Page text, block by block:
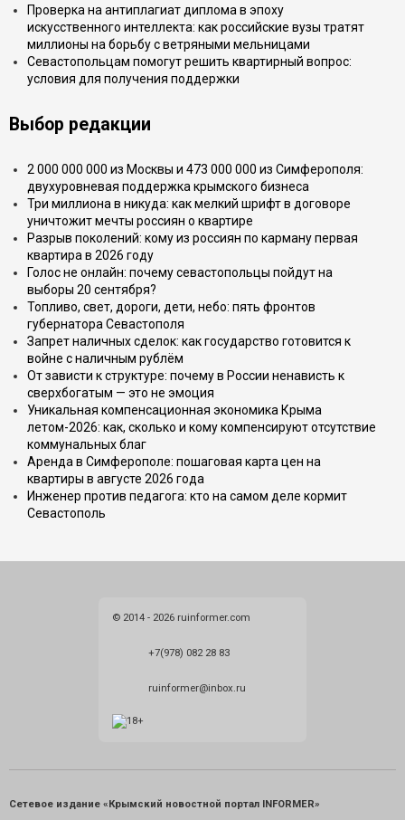
Проверка на антиплагиат диплома в эпоху
искусственного интеллекта: как российские вузы тратят
миллионы на борьбу с ветряными мельницами
Севастопольцам помогут решить квартирный вопрос:
условия для получения поддержки
Выбор редакции
2 000 000 000 из Москвы и 473 000 000 из Симферополя:
двухуровневая поддержка крымского бизнеса
Три миллиона в никуда: как мелкий шрифт в договоре
уничтожит мечты россиян о квартире
Разрыв поколений: кому из россиян по карману первая
квартира в 2026 году
Голос не онлайн: почему севастопольцы пойдут на
выборы 20 сентября?
Топливо, свет, дороги, дети, небо: пять фронтов
губернатора Севастополя
Запрет наличных сделок: как государство готовится к
войне с наличным рублём
От зависти к структуре: почему в России ненависть к
сверхбогатым — это не эмоция
Уникальная компенсационная экономика Крыма
летом-2026: как, сколько и кому компенсируют отсутствие
коммунальных благ
Аренда в Симферополе: пошаговая карта цен на
квартиры в августе 2026 года
Инженер против педагога: кто на самом деле кормит
Севастополь
© 2014 - 2026 ruinformer.com
+7(978) 082 28 83
ruinformer@inbox.ru
Сетевое издание «Крымский новостной портал INFORMER»